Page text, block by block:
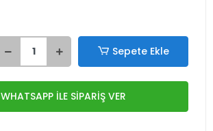
Sepete Ekle
WHATSAPP İLE SİPARİŞ VER